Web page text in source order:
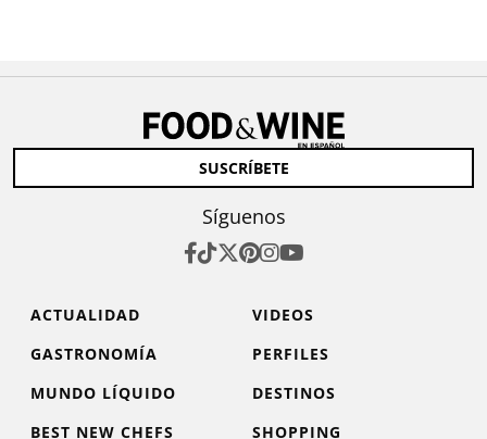
SUSCRÍBETE
Síguenos
ACTUALIDAD
VIDEOS
GASTRONOMÍA
PERFILES
MUNDO LÍQUIDO
DESTINOS
BEST NEW CHEFS
SHOPPING